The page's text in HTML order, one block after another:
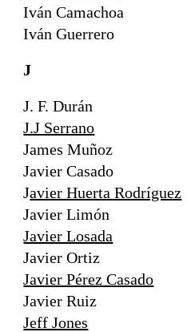
Iván Camachoa
Iván Guerrero
J
J. F. Durán
J.J Serrano
James Muñoz
Javier Casado
Javier Huerta Rodríguez
Javier Limón
Javier Losada
Javier Ortiz
Javier Pérez Casado
Javier Ruiz
Jeff Jones